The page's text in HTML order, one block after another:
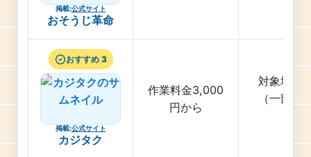
掲載:公式サイト
おそうじ革命
おすすめ 3
掲載:公式サイト
カジタク
作業料金3,000
円から
対象地域
（一部地